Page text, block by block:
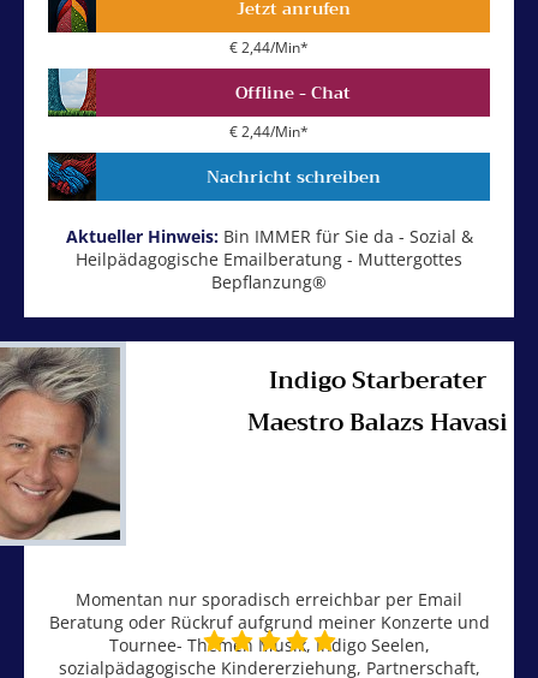
Jetzt anrufen
€ 2,44/Min*
Offline - Chat
€ 2,44/Min*
Nachricht schreiben
Aktueller Hinweis: Bin IMMER für Sie da - Sozial &
Heilpädagogische Emailberatung - Muttergottes
Bepflanzung®
Indigo Starberater
Maestro Balazs Havasi
Momentan nur sporadisch erreichbar per Email
Beratung oder Rückruf aufgrund meiner Konzerte und
Tournee- Themen Musik, Indigo Seelen,
sozialpädagogische Kindererziehung, Partnerschaft,